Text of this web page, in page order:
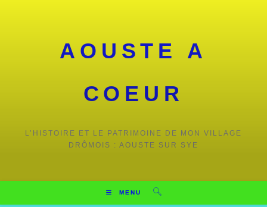
AOUSTE A
COEUR
L’HISTOIRE ET LE PATRIMOINE DE MON VILLAGE
DRÔMOIS : AOUSTE SUR SYE
MENU